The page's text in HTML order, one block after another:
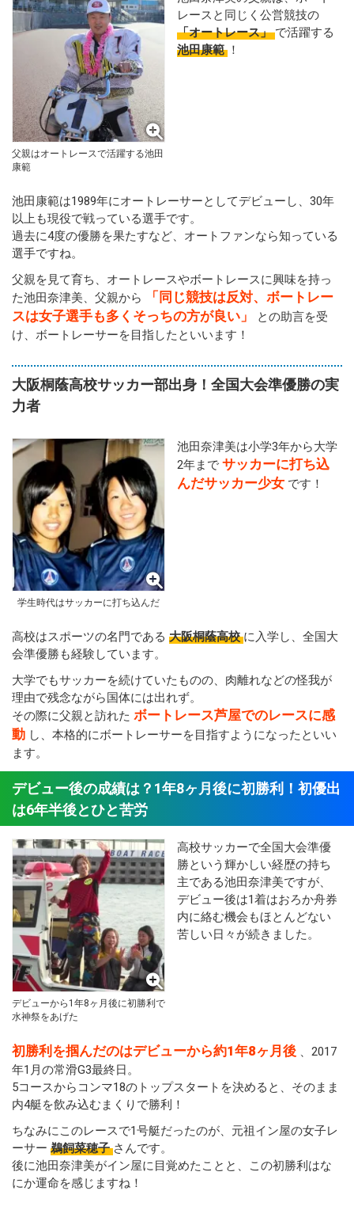
父親はオートレースで活躍する池田
康範
レースと同じく公営競技の
「オートレース」で活躍する
池田康範 ！
池田康範は1989年にオートレーサーとしてデビューし、30年
以上も現役で戦っている選手です。
過去に4度の優勝を果たすなど、オートファンなら知っている
選手ですね。
父親を見て育ち、オートレースやボートレースに興味を持っ
た池田奈津美、父親から
「同じ競技は反対、ボートレー
スは女子選手も多くそっちの方が良い」
との助言を受
け、ボートレーサーを目指したといいます！
大阪桐蔭高校サッカー部出身！全国大会準優勝の実
力者
学生時代はサッカーに打ち込んだ
池田奈津美は小学3年から大学
2年まで サッカーに打ち込
んだサッカー少女 です！
高校はスポーツの名門である 大阪桐蔭高校に入学し、全国大
会準優勝も経験しています。
大学でもサッカーを続けていたものの、肉離れなどの怪我が
理由で残念ながら国体には出れず。
その際に父親と訪れた ボートレース芦屋でのレースに感
動 し、本格的にボートレーサーを目指すようになったといい
ます。
デビュー後の成績は？1年8ヶ月後に初勝利！初優出
は6年半後とひと苦労
デビューから1年8ヶ月後に初勝利で
水神祭をあげた
高校サッカーで全国大会準優
勝という輝かしい経歴の持ち
主である池田奈津美ですが、
デビュー後は1着はおろか舟券
内に絡む機会もほとんどない
苦しい日々が続きました。
初勝利を掴んだのはデビューから約1年8ヶ月後 、2017
年1月の常滑G3最終日。
5コースからコンマ18のトップスタートを決めると、そのまま
内4艇を飲み込むまくりで勝利！
ちなみにこのレースで1号艇だったのが、元祖イン屋の女子レ
ーサー 鵜飼菜穂子さんです。
後に池田奈津美がイン屋に目覚めたことと、この初勝利はな
にか運命を感じますね！